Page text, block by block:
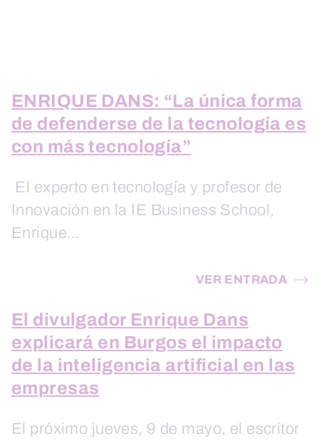
ENRIQUE DANS: “La única forma
de defenderse de la tecnología es
con más tecnología”
El experto en tecnología y profesor de
Innovación en la IE Business School,
Enrique…
VER ENTRADA
El divulgador Enrique Dans
explicará en Burgos el impacto
de la inteligencia artificial en las
empresas
El próximo jueves, 9 de mayo, el escritor